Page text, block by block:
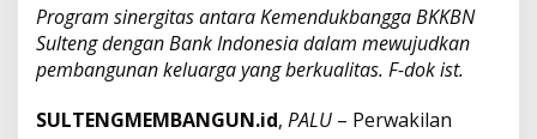
i
a
S
u
t
Program sinergitas antara Kemendukbangga BKKBN
Sulteng dengan Bank Indonesia dalam mewujudkan
pembangunan keluarga yang berkualitas. F-dok ist.
SULTENGMEMBANGUN.id, PALU – Perwakilan